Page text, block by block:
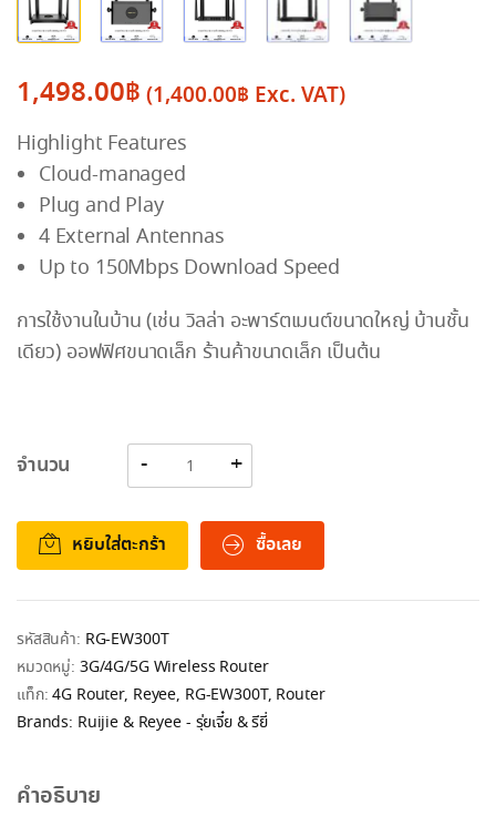
1,498.00฿ (1,400.00฿ Exc. VAT)
Highlight Features
Cloud-managed
Plug and Play
4 External Antennas
Up to 150Mbps Download Speed
การใช้งานในบ้าน (เช่น วิลล่า อะพาร์ตเมนต์ขนาดใหญ่ บ้านชั้น
เดียว) ออฟฟิศขนาดเล็ก ร้านค้าขนาดเล็ก เป็นต้น
จำนวน
หยิบใส่ตะกร้า ซื้อเลย
รหัสสินค้า: RG-EW300T
หมวดหมู่: 3G/4G/5G Wireless Router
แท็ก:4G Router, Reyee, RG-EW300T, Router
Brands: Ruijie & Reyee - รุ่ยเจี๋ย & รียี่
คำอธิบาย